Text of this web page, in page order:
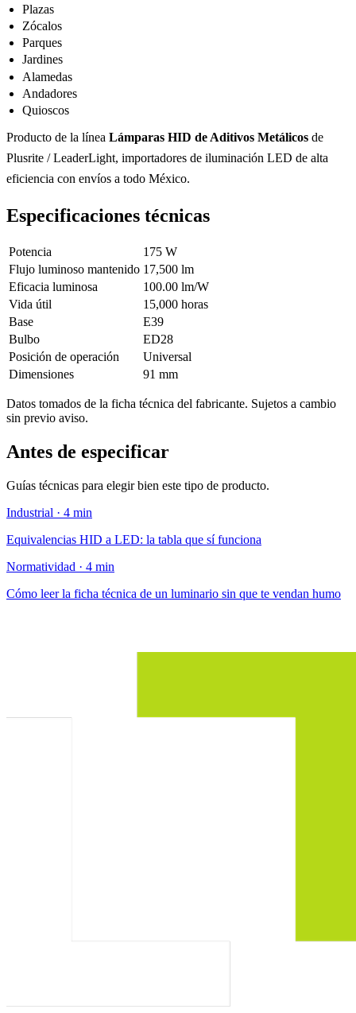
Plazas
Zócalos
Parques
Jardines
Alamedas
Andadores
Quioscos
Producto de la línea Lámparas HID de Aditivos Metálicos de
Plusrite / LeaderLight, importadores de iluminación LED de alta
eficiencia con envíos a todo México.
Especificaciones técnicas
Potencia
175 W
Flujo luminoso mantenido 17,500 lm
Eficacia luminosa
100.00 lm/W
Vida útil
15,000 horas
Base
E39
Bulbo
ED28
Posición de operación
Universal
Dimensiones
91 mm
Datos tomados de la ficha técnica del fabricante. Sujetos a cambio
sin previo aviso.
Antes de especificar
Guías técnicas para elegir bien este tipo de producto.
Industrial · 4 min
Equivalencias HID a LED: la tabla que sí funciona
Normatividad · 4 min
Cómo leer la ficha técnica de un luminario sin que te vendan humo